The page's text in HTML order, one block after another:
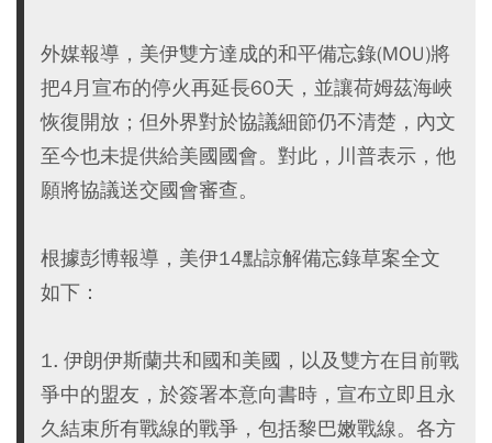
外媒報導，美伊雙方達成的和平備忘錄(MOU)將
把4月宣布的停火再延長60天，並讓荷姆茲海峽
恢復開放；但外界對於協議細節仍不清楚，內文
至今也未提供給美國國會。對此，川普表示，他
願將協議送交國會審查。
根據彭博報導，美伊14點諒解備忘錄草案全文
如下：
1. 伊朗伊斯蘭共和國和美國，以及雙方在目前戰
爭中的盟友，於簽署本意向書時，宣布立即且永
久結束所有戰線的戰爭，包括黎巴嫩戰線。各方